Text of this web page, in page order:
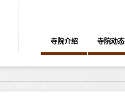
寺院介绍 寺院动态